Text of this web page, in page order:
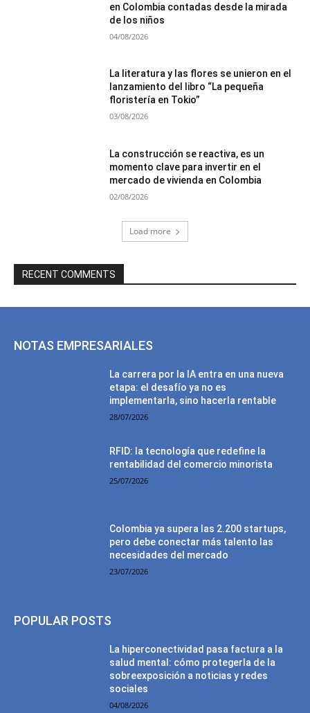
en Colombia contadas desde la mirada
de los niños
04/08/2026
La literatura y las flores se unieron en el
lanzamiento del libro “La pequeña
floristería en Tokio”
03/08/2026
La construcción se reactiva, es un
momento clave para invertir en el
mercado de vivienda en Colombia
02/08/2026
Load more
RECENT COMMENTS
NOTAS EMPRESARIALES
La carrera por la IA entra en una nueva
etapa: el desafío ya no es
implementarla, sino hacerla rentable
28/07/2026
RFID: la tecnología que redefine la
rentabilidad del comercio minorista
25/07/2026
Colombia ya supera las 2.200 startups,
pero debe conectar más talento las
necesidades del mercado
23/07/2026
POPULAR POSTS
La hiperconectividad pasa factura a la
salud mental: cómo protegerla de la
sobreexposición a noticias y redes
sociales
04/08/2026